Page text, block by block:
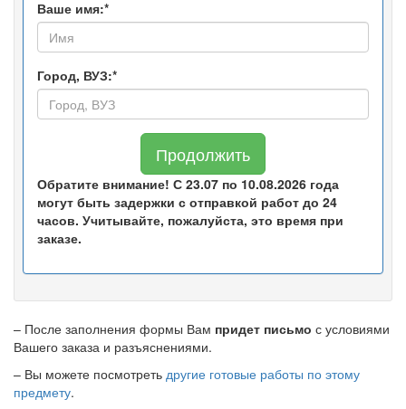
Ваше имя:*
Город, ВУЗ:*
Продолжить
Обратите внимание! С 23.07 по 10.08.2026 года
могут быть задержки с отправкой работ до 24
часов. Учитывайте, пожалуйста, это время при
заказе.
– После заполнения формы Вам придет письмо с условиями
Вашего заказа и разъяснениями.
– Вы можете посмотреть другие готовые работы по этому
предмету.